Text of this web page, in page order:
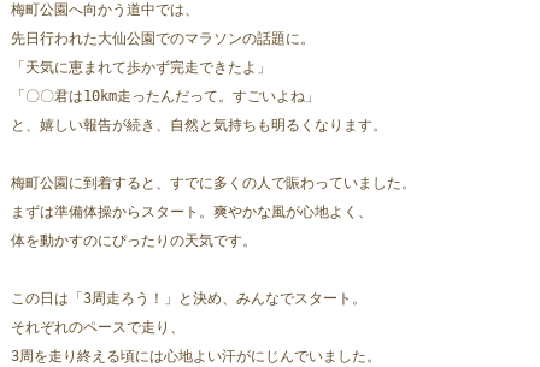
梅町公園へ向かう道中では、
先日行われた大仙公園でのマラソンの話題に。
「天気に恵まれて歩かず完走できたよ」
「〇〇君は10km走ったんだって。すごいよね」
と、嬉しい報告が続き、自然と気持ちも明るくなります。
梅町公園に到着すると、すでに多くの人で賑わっていました。
まずは準備体操からスタート。爽やかな風が心地よく、
体を動かすのにぴったりの天気です。
この日は「3周走ろう！」と決め、みんなでスタート。
それぞれのペースで走り、
3周を走り終える頃には心地よい汗がにじんでいました。